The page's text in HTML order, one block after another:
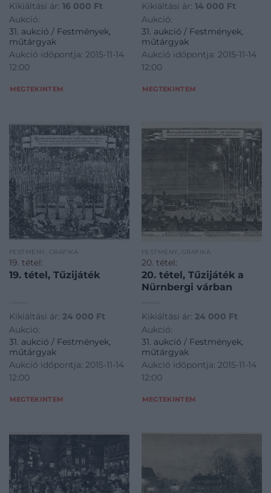
Kikiáltási ár: 16 000 Ft
Aukció:
31. aukció / Festmények,
műtárgyak
Aukció időpontja: 2015-11-14
12:00
MEGTEKINTEM
Kikiáltási ár: 14 000 Ft
Aukció:
31. aukció / Festmények,
műtárgyak
Aukció időpontja: 2015-11-14
12:00
MEGTEKINTEM
FESTMÉNY, GRAFIKA
19. tétel:
19. tétel, Tűzijáték
Kikiáltási ár: 24 000 Ft
Aukció:
31. aukció / Festmények,
műtárgyak
Aukció időpontja: 2015-11-14
12:00
MEGTEKINTEM
FESTMÉNY, GRAFIKA
20. tétel:
20. tétel, Tűzijáték a
Nürnbergi várban
Kikiáltási ár: 24 000 Ft
Aukció:
31. aukció / Festmények,
műtárgyak
Aukció időpontja: 2015-11-14
12:00
MEGTEKINTEM